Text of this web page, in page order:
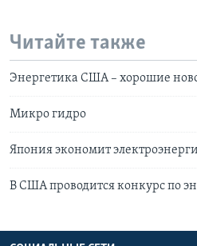
Читайте также
Энергетика США – хорошие
Микро гидро
Япония экономит
В США проводится конкурс по